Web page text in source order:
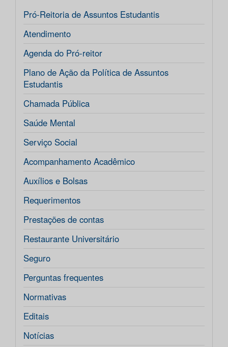
Pró-Reitoria de Assuntos Estudantis
Atendimento
Agenda do Pró-reitor
Plano de Ação da Política de Assuntos
Estudantis
Chamada Pública
Saúde Mental
Serviço Social
Acompanhamento Acadêmico
Auxílios e Bolsas
Requerimentos
Prestações de contas
Restaurante Universitário
Seguro
Perguntas frequentes
Normativas
Editais
Notícias